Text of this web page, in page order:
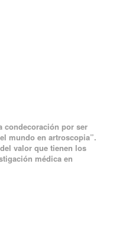
condecoración por ser
mundo en artroscopia”.
valor que tienen los
médica en